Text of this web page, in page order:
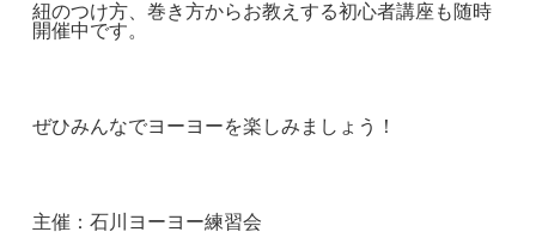
紐のつけ方、巻き方からお教えする初心者講座も随時
開催中です。
ぜひみんなでヨーヨーを楽しみましょう！
主催：石川ヨーヨー練習会